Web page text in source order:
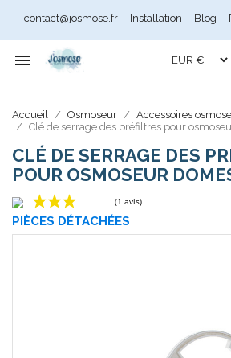
contact@josmose.fr Installation Blog

Accueil Osmoseur Accessoires
Clé de serrage des préfiltres pour
CLÉ DE SERRAGE DES
POUR OSMOSEUR
(1 avis)
PIÈCES DÉTACHÉES